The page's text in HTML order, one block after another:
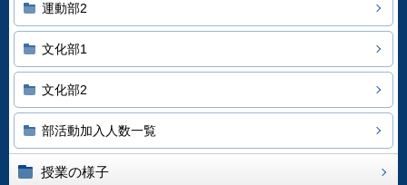
運動部2
文化部1
文化部2
部活動加入人数一覧
授業の様子